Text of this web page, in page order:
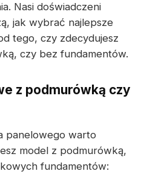
Nasi doświadczeni
jak wybrać najlepsze
tego, czy zdecydujesz
czy bez fundamentów.
z podmurówką czy
panelowego warto
model z podmurówką,
fundamentów: